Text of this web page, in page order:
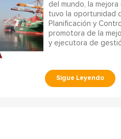
del mundo, la
tuvo la oportunidad
Planificación y
promotora de la
y ejecutora de